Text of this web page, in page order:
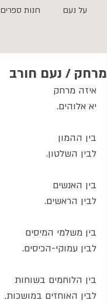
על נעם חנות ספרים
מרחק / נעם חורב
איזה מרחק
יא אלוהים.
בין ההמון
לבין השלטון.
בין האנשים
לבין הראשים.
בין משלמי המיסים
לבין עמוקי-הכיסים.
בין הלוחמים בשוחות
לבין האוחזים במושכות.